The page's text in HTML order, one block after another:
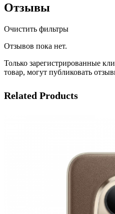
Отзывы
Очистить фильтры
Отзывов пока нет.
Только зарегистрированные
товар, могут публиковать
Related Products